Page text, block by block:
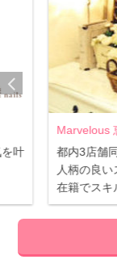
叶
Marvelous
都内3店舗
人柄の良
在籍でスキ